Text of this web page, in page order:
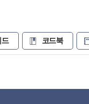
드 코드북